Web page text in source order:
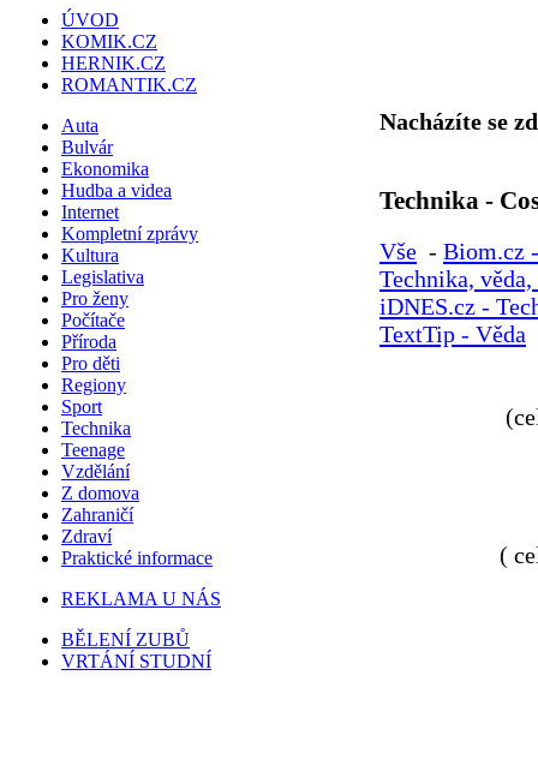
Nacházíte se
Technika -
Vše - Biom.cz
Technika,
iDNES.cz -
TextTip - Věda
(
ÚVOD
KOMIK.CZ
HERNIK.CZ
ROMANTIK.CZ
Auta
Bulvár
Ekonomika
Hudba a videa
Internet
Kompletní zprávy
Kultura
Legislativa
Pro ženy
Počítače
Příroda
Pro děti
Regiony
Sport
Technika
Teenage
Vzdělání
Z domova
Zahraničí
Zdraví
Praktické informace
REKLAMA U NÁS
BĚLENÍ ZUBŮ
VRTÁNÍ STUDNÍ